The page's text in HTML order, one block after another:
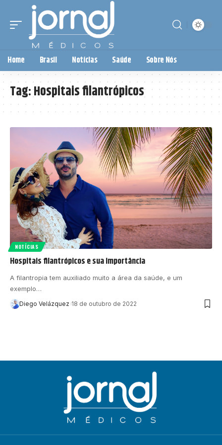
Home Brasil Notícias Saúde Sobre Nós
Tag:Hospitais filantrópicos
NOTÍCIAS
Hospitais filantrópicos e sua importância
A filantropia tem auxiliado muito a área da saúde, e um
exemplo…
Diego Velázquez 18 de outubro de 2022